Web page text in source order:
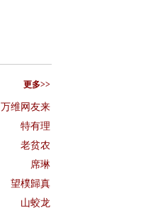
更多>>
万维网友来
特有理
老贫农
席琳
望樸歸真
山蛟龙